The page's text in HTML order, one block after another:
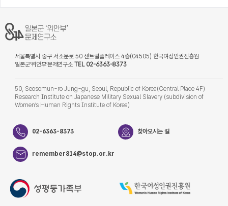
서울특별시 중구 서소문로 50 센트럴플레이스 4층(04505) 한국여성인권진흥원
일본군‘위안부’문제연구소 TEL 02-6363-8373
50, Seosomun-ro Jung-gu, Seoul, Republic of Korea(Central Place 4F)
Research Institute on Japanese Military Sexual Slavery (subdivision of
Women’s Human Rights Institute of Korea)
02-6363-8373 찾아오시는 길
remember814@stop.or.kr